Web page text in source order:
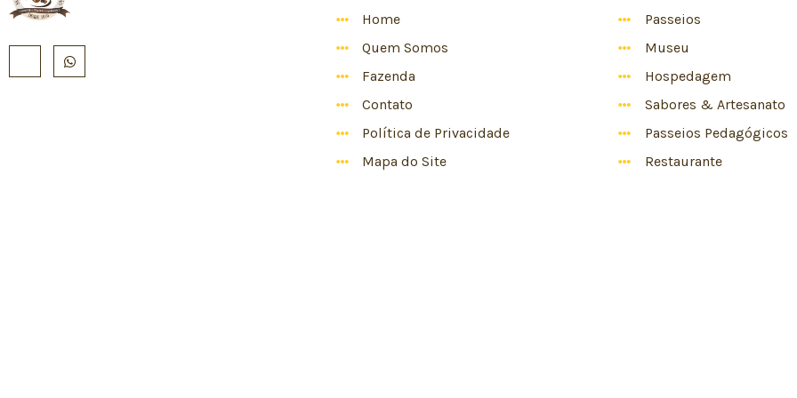
Home
Quem Somos
Fazenda
Contato
Política de Privacidade
Mapa do Site
Passeios
Museu
Hospedagem
Sabores & Artesanato
Passeios Pedagógicos
Restaurante